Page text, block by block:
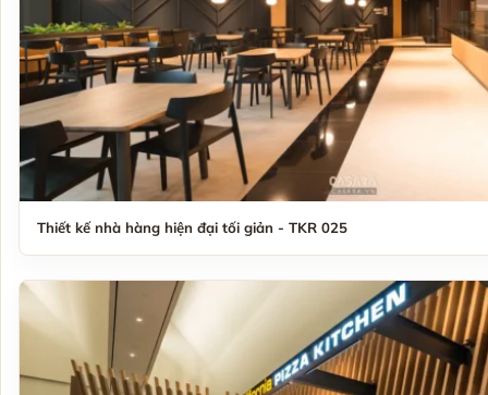
Thiết kế nhà hàng hiện đại tối giản - TKR 025